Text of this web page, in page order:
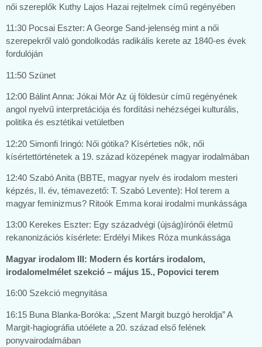
női szereplők Kuthy Lajos Hazai rejtelmek című regényében
11:30 Pocsai Eszter: A George Sand-jelenség mint a női
szerepekről való gondolkodás radikális kerete az 1840-es évek
fordulóján
11:50 Szünet
12:00 Bálint Anna: Jókai Mór Az új földesúr című regényének
angol nyelvű interpretációja és fordítási nehézségei kulturális,
politika és esztétikai vetületben
12:20 Simonfi Iringó: Női gótika? Kísérteties nők, női
kísértettörténetek a 19. század közepének magyar irodalmában
12:40 Szabó Anita (BBTE, magyar nyelv és irodalom mesteri
képzés, II. év, témavezető: T. Szabó Levente): Hol terem a
magyar feminizmus? Ritoók Emma korai irodalmi munkássága
13:00 Kerekes Eszter: Egy századvégi (újság)írónői életmű
rekanonizációs kísérlete: Erdélyi Mikes Róza munkássága
Magyar irodalom III: Modern és kortárs irodalom,
irodalomelmélet szekció – május 15., Popovici terem
16:00 Szekció megnyitása
16:15 Buna Blanka-Boróka: „Szent Margit buzgó heroldja” A
Margit-hagiográfia utóélete a 20. század első felének
ponyvairodalmában